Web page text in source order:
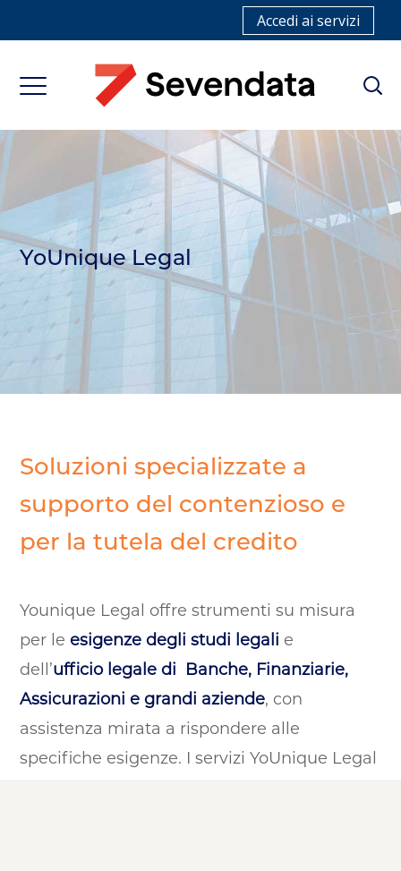
Accedi ai servizi
YoUnique Legal
Soluzioni specializzate a
supporto del contenzioso e
per la tutela del credito
Younique Legal offre strumenti su misura
per leesigenze degli studi legali e
dell’ufficio legale di Banche, Finanziarie,
Assicurazioni e grandi aziende, con
assistenza mirata a rispondere alle
specifiche esigenze. I servizi YoUnique Legal